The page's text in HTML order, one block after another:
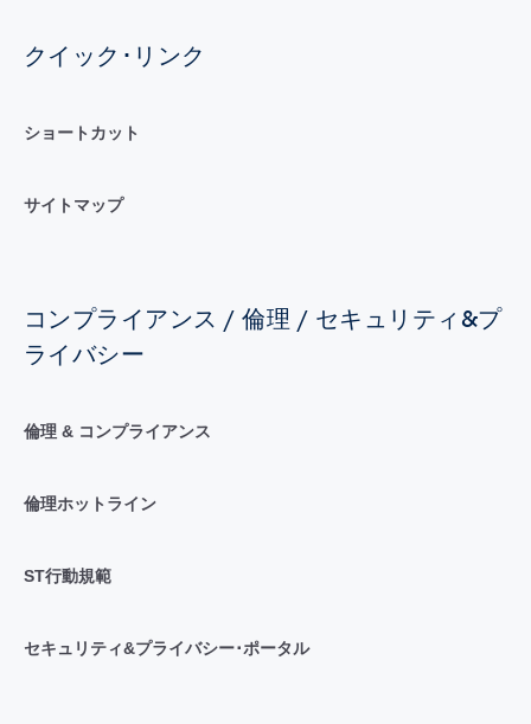
クイック･リンク
ショートカット
サイトマップ
コンプライアンス / 倫理 / セキュリティ&プ
ライバシー
倫理 & コンプライアンス
倫理ホットライン
ST行動規範
セキュリティ&プライバシー･ポータル